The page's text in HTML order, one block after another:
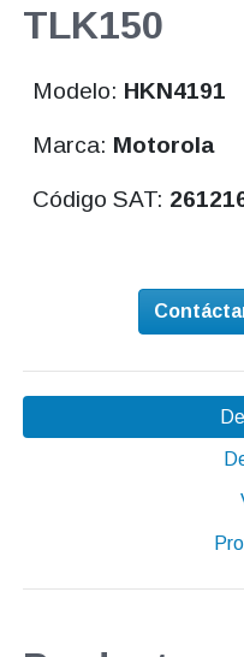
TLK150
Modelo: HKN4191
Marca: Motorola
Código SAT: